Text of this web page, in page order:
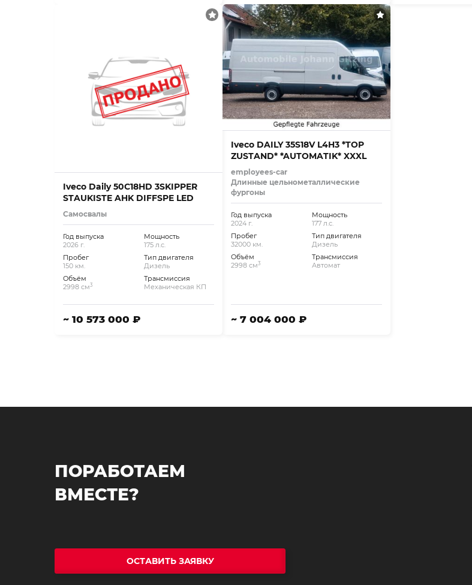
Iveco Daily 50C18HD 3SKIPPER
STAUKISTE AHK DIFFSPE LED
Самосвалы
Год выпуска
2026 г.
Пробег
150 км.
Объём
2998 см3
Мощность
175 л.с.
Тип двигателя
Дизель
Трансмиссия
Механическая КП
~ 10 573 000 ₽
Iveco DAILY 35S18V L4H3 *TOP
ZUSTAND* *AUTOMATIK* XXXL
employees-car
Длинные цельнометаллические
фургоны
Год выпуска
2024 г.
Пробег
32000 км.
Объём
2998 см3
Мощность
177 л.с.
Тип двигателя
Дизель
Трансмиссия
Автомат
~ 7 004 000 ₽
ПОРАБОТАЕМ
ВМЕСТЕ?
ОСТАВИТЬ ЗАЯВКУ